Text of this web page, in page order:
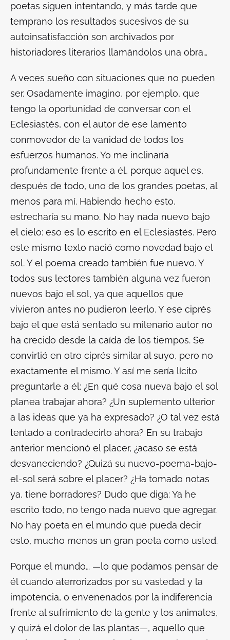
poetas siguen intentando, y más tarde que
temprano los resultados sucesivos de su
autoinsatisfacción son archivados por
historiadores literarios llamándolos una obra…
A veces sueño con situaciones que no pueden
ser. Osadamente imagino, por ejemplo, que
tengo la oportunidad de conversar con el
Eclesiastés, con el autor de ese lamento
conmovedor de la vanidad de todos los
esfuerzos humanos. Yo me inclinaría
profundamente frente a él, porque aquel es,
después de todo, uno de los grandes poetas, al
menos para mí. Habiendo hecho esto,
estrecharía su mano. No hay nada nuevo bajo
el cielo: eso es lo escrito en el Eclesiastés. Pero
este mismo texto nació como novedad bajo el
sol. Y el poema creado también fue nuevo. Y
todos sus lectores también alguna vez fueron
nuevos bajo el sol, ya que aquellos que
vivieron antes no pudieron leerlo. Y ese ciprés
bajo el que está sentado su milenario autor no
ha crecido desde la caída de los tiempos. Se
convirtió en otro ciprés similar al suyo, pero no
exactamente el mismo. Y así me sería lícito
preguntarle a él: ¿En qué cosa nueva bajo el sol
planea trabajar ahora? ¿Un suplemento ulterior
a las ideas que ya ha expresado? ¿O tal vez está
tentado a contradecirlo ahora? En su trabajo
anterior mencionó el placer, ¿acaso se está
desvaneciendo? ¿Quizá su nuevo-poema-bajo-
el-sol será sobre el placer? ¿Ha tomado notas
ya, tiene borradores? Dudo que diga: Ya he
escrito todo, no tengo nada nuevo que agregar.
No hay poeta en el mundo que pueda decir
esto, mucho menos un gran poeta como usted.
Porque el mundo… —lo que podamos pensar de
él cuando aterrorizados por su vastedad y la
impotencia, o envenenados por la indiferencia
frente al sufrimiento de la gente y los animales,
y quizá el dolor de las plantas—, aquello que